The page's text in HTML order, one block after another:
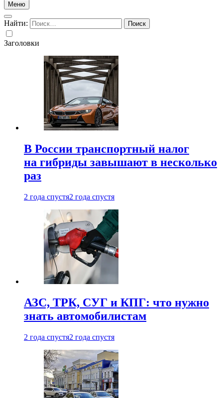
Меню
Найти:
Заголовки
В России транспортный налог
на гибриды завышают в несколько
раз
2 года спустя2 года спустя
АЗС, ТРК, СУГ и КПГ: что нужно
знать автомобилистам
2 года спустя2 года спустя